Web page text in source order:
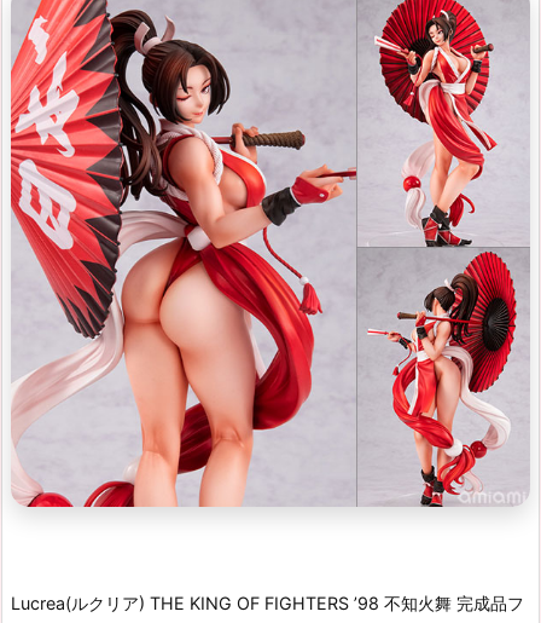
Lucrea(ルクリア) THE KING OF FIGHTERS ’98 不知火舞 完成品フ